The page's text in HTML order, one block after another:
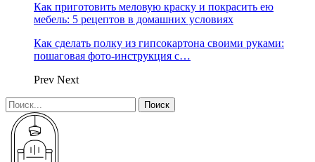
Как приготовить меловую краску и покрасить ею
мебель: 5 рецептов в домашних условиях
Как сделать полку из гипсокартона своими руками:
пошаговая фото-инструкция с…
Prev Next